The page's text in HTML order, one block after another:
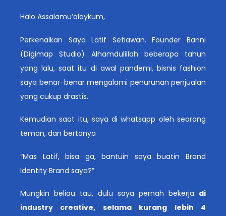
Halo Assalamu’alaykum,
Perkenalkan Saya Latif Setiawan. Founder Banni
(Digimap Studio) Alhamdulillah beberapa tahun
yang lalu, saat itu di awal pandemi, bisnis fashion
saya benar-benar mengalami penurunan penjualan
yang cukup drastis.
Kemudian saat itu, saya di whatsapp oleh seorang
teman, dan bertanya
“Mas Latif, bisa ga, bantuin saya buatin Brand
Identity Brand saya?”
Mungkin beliau tau, dulu saya pernah bekerja di
industry creative, selama kurang lebih 4